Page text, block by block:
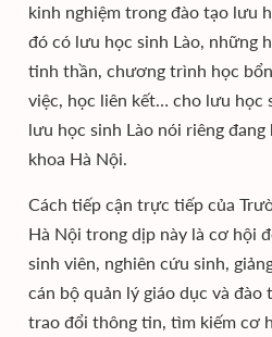
kinh nghiệm trong đào tạo lưu
đó có lưu học sinh Lào, những
tinh thần, chương trình học
việc, học liên kết… cho lưu học
lưu học sinh Lào nói riêng
khoa Hà Nội.
Cách tiếp cận trực tiếp của
Hà Nội trong dịp này là cơ hội
sinh viên, nghiên cứu sinh,
cán bộ quản lý giáo dục và đào
trao đổi thông tin, tìm kiếm cơ